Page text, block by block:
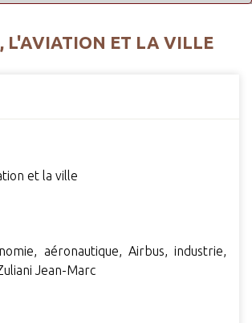
L'AVIATION ET LA VILLE
et la ville
aéronautique, Airbus, industrie,
Jean-Marc